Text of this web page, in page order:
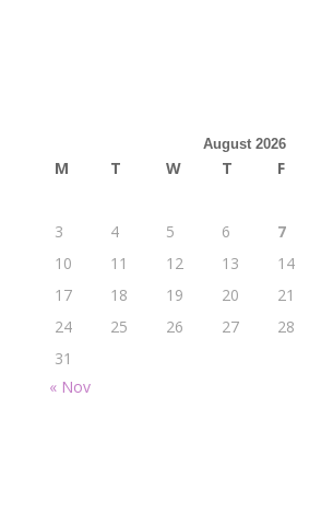
August 2026
M T W T F
3
4 5 6 7
10
11 12 13 14
17
18 19 20 21
24
25 26 27 28
31
« Nov